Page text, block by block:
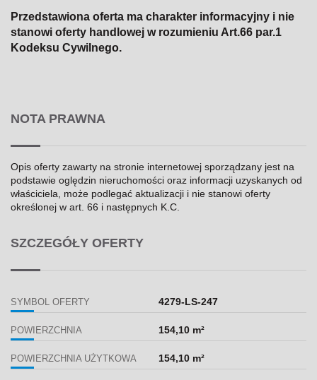
Przedstawiona oferta ma charakter informacyjny i nie
stanowi oferty handlowej w rozumieniu Art.66 par.1
Kodeksu Cywilnego.
NOTA PRAWNA
Opis oferty zawarty na stronie internetowej sporządzany jest na
podstawie oględzin nieruchomości oraz informacji uzyskanych od
właściciela, może podlegać aktualizacji i nie stanowi oferty
określonej w art. 66 i następnych K.C.
SZCZEGÓŁY OFERTY
SYMBOL OFERTY 4279-LS-247
POWIERZCHNIA 154,10 m²
POWIERZCHNIA UŻYTKOWA 154,10 m²